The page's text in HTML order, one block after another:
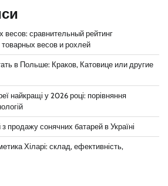
сравнительный рейтинг
весов и рохлей
в Польше: Краков, Катовице или другие
найкращі у 2026 році: порівняння
продажу сонячних батарей в Україні
Хіларі: склад, ефективність,